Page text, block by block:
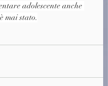
adolescente anche
mai stato.